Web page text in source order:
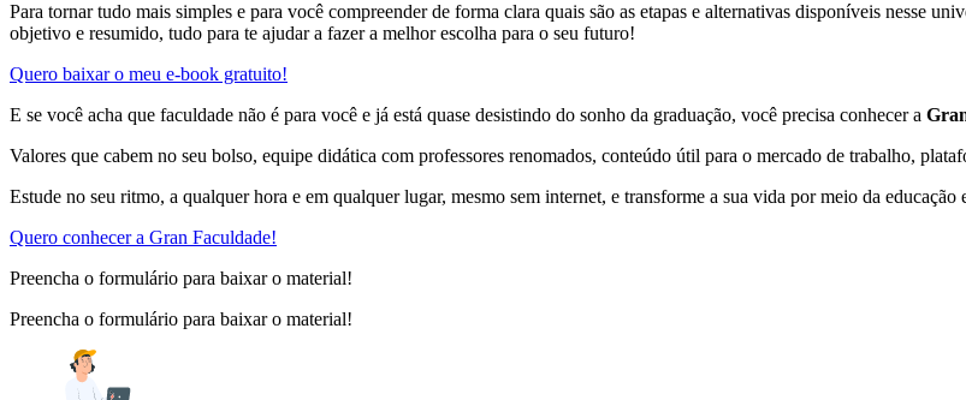
Para tornar tudo mais simples e para você compreender de forma clara quais são as etapas e alternativas disponíveis nesse
objetivo e resumido, tudo para te ajudar a fazer a melhor escolha para o seu futuro!
Quero baixar o meu e-book gratuito!
E se você acha que faculdade não é para você e já está quase desistindo do sonho da graduação, você precisa conhecer a
Valores que cabem no seu bolso, equipe didática com professores renomados, conteúdo útil para o mercado de trabalho,
Estude no seu ritmo, a qualquer hora e em qualquer lugar, mesmo sem internet, e transforme a sua vida por meio da educação
Quero conhecer a Gran Faculdade!
Preencha o formulário para baixar o material!
Preencha o formulário para baixar o material!